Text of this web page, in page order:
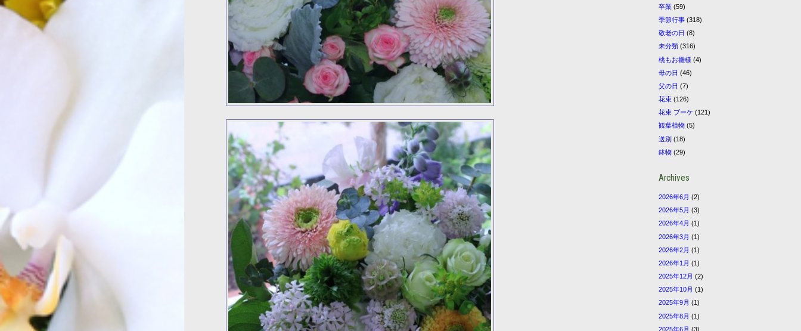
卒業 (59)
季節行事 (318)
敬老の日 (8)
未分類 (316)
桃もお雛様 (4)
母の日 (46)
父の日 (7)
花束 (126)
花束 ブーケ (121)
観葉植物 (5)
送別 (18)
鉢物 (29)
Archives
2026年6月 (2)
2026年5月 (3)
2026年4月 (1)
2026年3月 (1)
2026年2月 (1)
2026年1月 (1)
2025年12月 (2)
2025年10月 (1)
2025年9月 (1)
2025年8月 (1)
2025年6月 (3)